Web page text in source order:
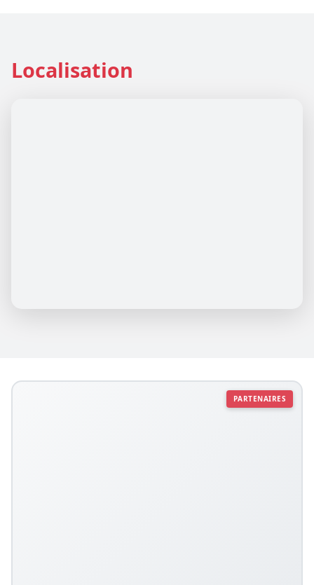
Localisation
PARTENAIRES